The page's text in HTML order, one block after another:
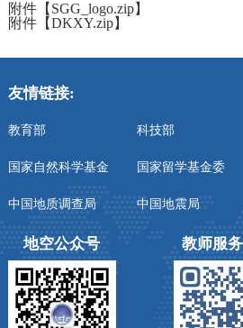
附件【 SGG_logo.zip】
附件【DKXY.zip】
友情链接:
教育部 科技部
国家自然科学基金 国家留学基金委
中国地质调查局 中国地震局
地空公众号 教师服